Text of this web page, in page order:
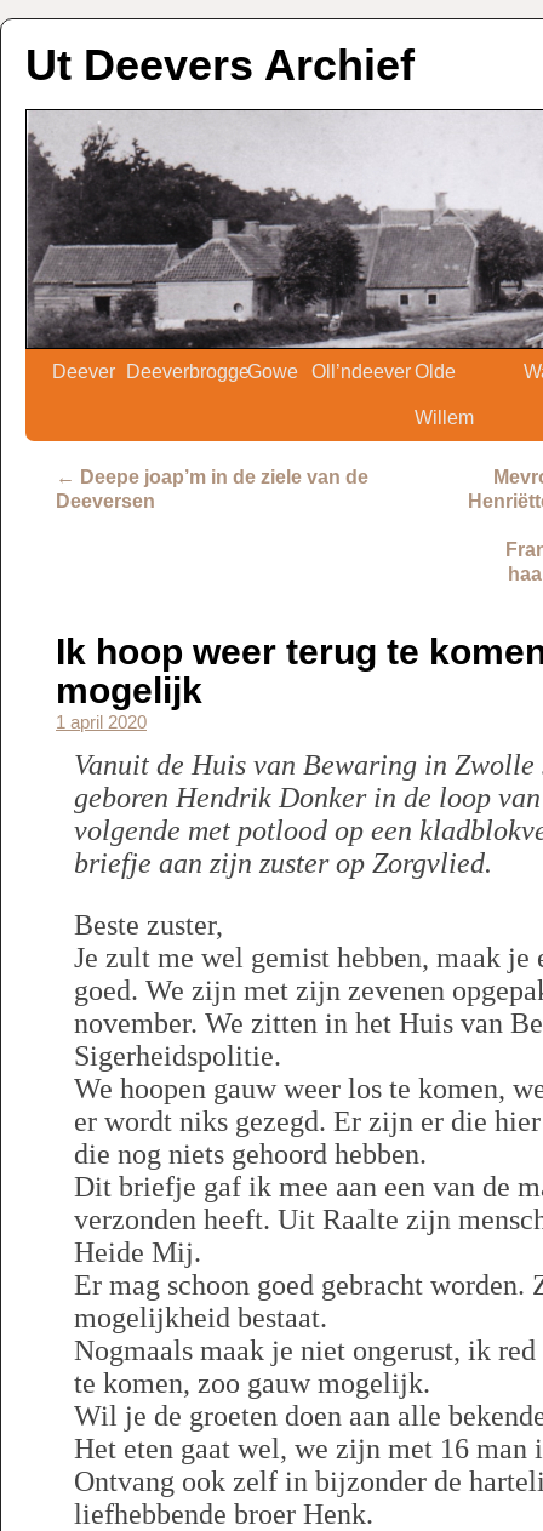
Ut Deevers Archief
Deever DeeverbroggeGowe Oll’ndeeverOlde
Willem
← Deepe joap’m in de ziele van de
Deeversen
Ik hoop weer terug te
mogelijk
1 april 2020
Vanuit de Huis van Bewaring in Zwolle
geboren Hendrik Donker in de loop
volgende met potlood op een
briefje aan zijn zuster op Zorgvlied.
Beste zuster,
Je zult me wel gemist hebben, maak je
goed. We zijn met zijn zevenen
november. We zitten in het Huis van
Sigerheidspolitie.
We hoopen gauw weer los te komen,
er wordt niks gezegd. Er zijn er die
die nog niets gehoord hebben.
Dit briefje gaf ik mee aan een van de
verzonden heeft. Uit Raalte zijn
Heide Mij.
Er mag schoon goed gebracht worden.
mogelijkheid bestaat.
Nogmaals maak je niet ongerust, ik
te komen, zoo gauw mogelijk.
Wil je de groeten doen aan alle
Het eten gaat wel, we zijn met 16 man
Ontvang ook zelf in bijzonder de
liefhebbende broer Henk.